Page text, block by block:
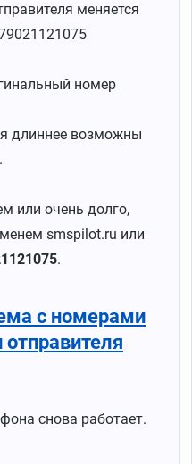
меняется
номер
длиннее возможны
или очень долго,
smspilot.ru или
.
с номерами
снова работает.